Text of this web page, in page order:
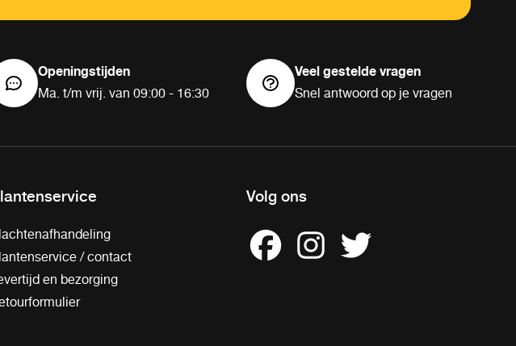
Openingstijden
Ma. t/m vrij. van 09:00 - 16:30
Veel gestelde vragen
Snel antwoord op je vragen
/ contact
en bezorging
Volg ons